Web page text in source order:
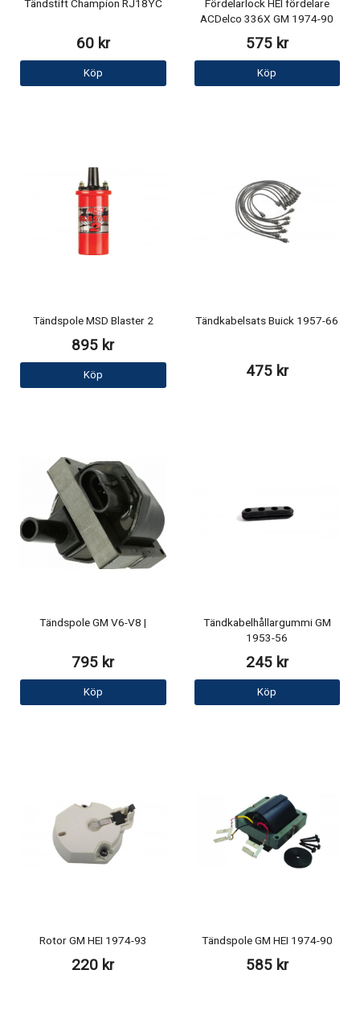
Tändstift Champion RJ18YC
60 kr
Köp
Fördelarlock HEI fördelare
ACDelco 336X GM 1974-90
575 kr
Köp
Tändspole MSD Blaster 2
895 kr
Köp
Tändkabelsats Buick 1957-66
475 kr
Tändspole GM V6-V8 |
795 kr
Köp
Tändkabelhållargummi GM
1953-56
245 kr
Köp
Rotor GM HEI 1974-93
220 kr
Tändspole GM HEI 1974-90
585 kr